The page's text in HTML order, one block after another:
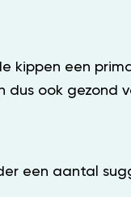
kippen een
dus ook gezond
een aantal